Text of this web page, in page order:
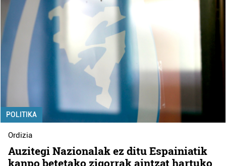
POLITIKA
Ordizia
Auzitegi Nazionalak ez ditu Espainiatik
kanpo betetako zigorrak aintzat hartuko